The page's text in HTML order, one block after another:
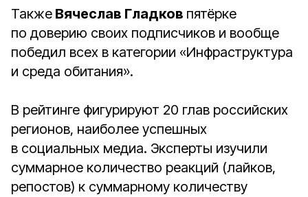
Также Вячеслав Гладков пятёрке
по доверию своих подписчиков и вообще
победил всех в категории «Инфраструктура
и среда обитания».
В рейтинге фигурируют 20 глав российских
регионов, наиболее успешных
в социальных медиа. Эксперты изучили
суммарное количество реакций (лайков,
репостов) к суммарному количеству